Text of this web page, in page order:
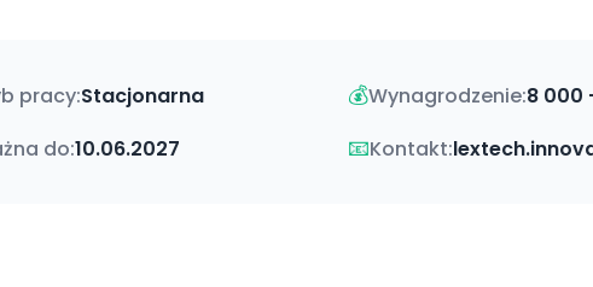
pracy:Stacjonarna 💰Wynagrodzenie:8 000
do:10.06.2027 📧Kontakt: